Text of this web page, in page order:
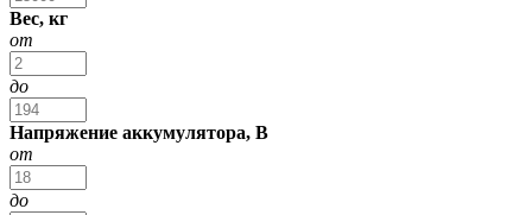
Вес, кг
от
до
Напряжение аккумулятора, В
от
до